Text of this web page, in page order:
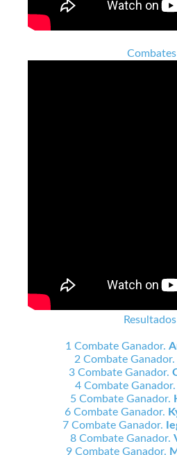
1 Combate Ganador.
2 Combate Ganador.
3 Combate Ganador.
4 Combate Ganador.
5 Combate Ganador.
6 Combate Ganador.
7 Combate Ganador.
8 Combate Ganador.
9 Combate Ganador.